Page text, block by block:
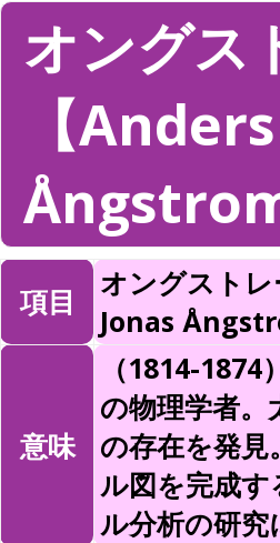
オングス
【
Ångstrom
項目
オングスト
Jonas
意味
（1814-
の物理学者。
の存在を発見
ル図を完成す
ル分析の研究